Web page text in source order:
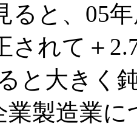
ると、05
されて＋
と大きく
製造業に